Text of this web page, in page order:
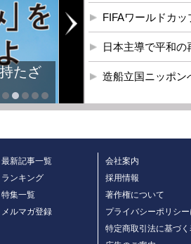
たざ
FIFAワールドカッ
日本主導で平和の
造船立国ニッポン
最新記事一覧
ランキング
特集一覧
メルマガ登録
会社案内
採用情報
著作権について
プライバシーポリシ
特定商取引法に基づく